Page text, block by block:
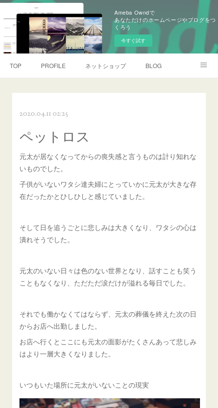
Ameba Owndで
あなただけのホームページやブログをつ
くろう
今すぐ試す
TOP PROFILE ネットショップ BLOG
元太メモリアル（初代看板犬）
Instagram
2020.04.11 02:25
ペットロス
元太が居なくなってからの喪失感と言うものは計り知れな
いものでした。
子供がいないワタシ達夫婦にとっていかに元太が大きな存
在だったかとひしひしと感じていました。
そして日を追うごとに悲しみは大きくなり、ワタシの心は
潰れそうでした。
元太のいない日々は色のない世界となり、話すことも笑う
こともなくなり、ただただ涙だけが溢れる毎日でした。
それでも働かなくてはならず、元太の葬儀を終えた次の日
からお店へ出勤しました。
お店へ行くとここにも元太の面影がたくさんあって悲しみ
はより一層大きくなりました。
いつもいた場所に元太がいないことの現実